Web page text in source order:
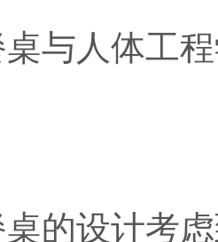
人体工程
设计考虑